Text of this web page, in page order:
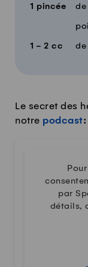
1 pincée de
1 - 2 cc
Le secret des
notre podcast:
par
détails,